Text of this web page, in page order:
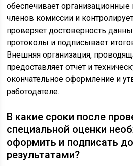
обеспечивает
членов комиссии и
проверяет достоверность
протоколы и подписывает
Внешняя организация,
предоставляет отчет и
окончательное оформление и
работодателе.
В какие сроки после
специальной оценки
оформить и подписать
результатами?